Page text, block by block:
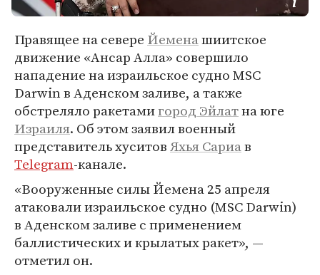
Правящее на севере Йеменашиитское
движение «Ансар Алла» совершило
нападение на израильское судно MSC
Darwin в Аденском заливе, а также
обстреляло ракетамигород Эйлатна юге
Израиля. Об этом заявил военный
представитель хуситовЯхья Сариав
Telegram-канале.
«Вооруженные силы Йемена 25 апреля
атаковали израильское судно (MSC Darwin)
в Аденском заливе с применением
баллистических и крылатых ракет», —
отметил он.